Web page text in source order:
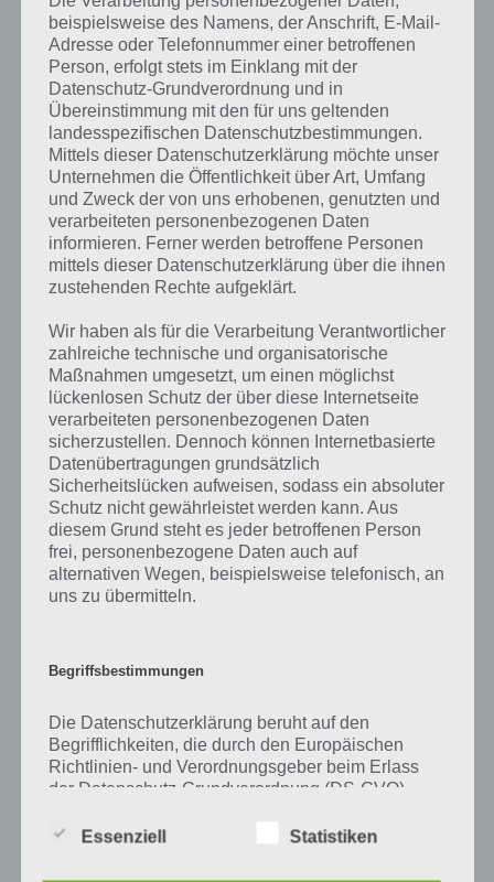
Kurze Begriffserklärung zur Lösung Kalt
Kalt ist die Lösung für das tägliche Rätsel am 27.12.2020 in 4 Bilder 1
Wort, doch welche Bedeutung hat dieses eigentlich und was gibt es
dazu zu wissen? Passt das Wort auch zu Weihnachten? Zu
kurze Begriffserklärung!
Zu Kalt haben wir zunächst keine weiteren Informationen parat!
Auf WhatsApp teilen Teilen auf Facebook
Tweet auf Twitter
beispielsweise des Namens, der Anschrift, E-Mail-
Adresse oder Telefonnummer einer betroffenen
Person, erfolgt stets im Einklang mit der
Datenschutz-Grundverordnung und in
Übereinstimmung mit den für uns geltenden
landesspezifischen Datenschutzbestimmungen.
Mittels dieser Datenschutzerklärung möchte unser
Unternehmen die Öffentlichkeit über Art, Umfang
und Zweck der von uns erhobenen, genutzten und
verarbeiteten personenbezogenen Daten
informieren. Ferner werden betroffene Personen
mittels dieser Datenschutzerklärung über die ihnen
zustehenden Rechte aufgeklärt.
Wir haben als für die Verarbeitung Verantwortlicher
zahlreiche technische und organisatorische
Maßnahmen umgesetzt, um einen möglichst
lückenlosen Schutz der über diese Internetseite
verarbeiteten personenbezogenen Daten
sicherzustellen. Dennoch können Internetbasierte
Datenübertragungen grundsätzlich
Sicherheitslücken aufweisen, sodass ein absoluter
Schutz nicht gewährleistet werden kann. Aus
diesem Grund steht es jeder betroffenen Person
frei, personenbezogene Daten auch auf
alternativen Wegen, beispielsweise telefonisch, an
uns zu übermitteln.
Begriffsbestimmungen
Die Datenschutzerklärung beruht auf den
Begrifflichkeiten, die durch den Europäischen
Richtlinien- und Verordnungsgeber beim Erlass
der Datenschutz-Grundverordnung (DS-GVO)
soll sowohl für die Öffentlichkeit als auch für
lesbar und verständlich sein. Um dies zu
Essenziell Statistiken